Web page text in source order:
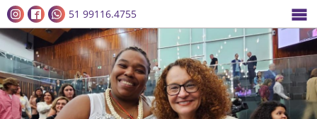
51 99116.4755